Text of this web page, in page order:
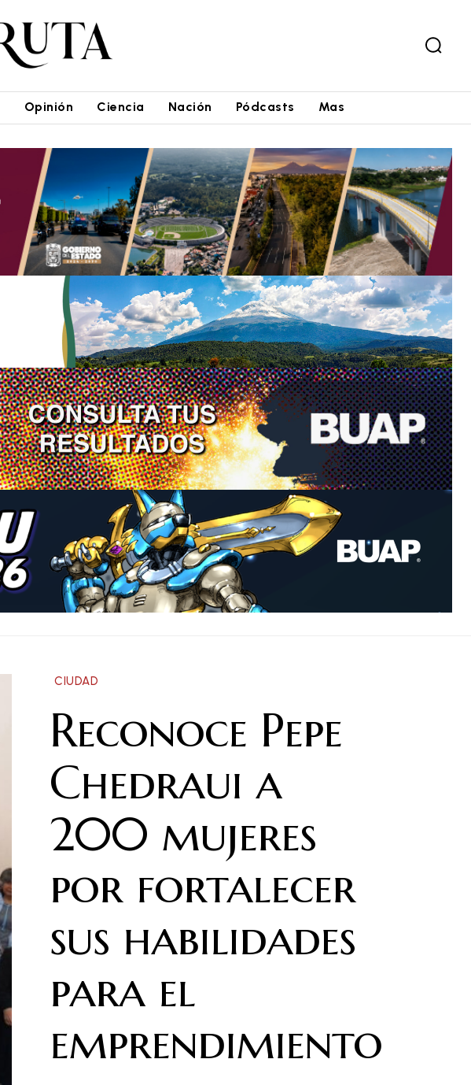
Opinión Ciencia Nación Pódcasts Mas
CIUDAD
Reconoce Pepe
Chedraui a
200 mujeres
por fortalecer
sus habilidades
para el
emprendimiento